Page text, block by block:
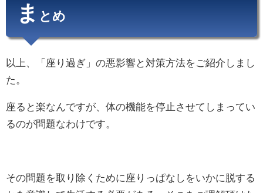
ま とめ
以上、「座り過ぎ」の悪影響と対策方法をご紹介しまし
た。
座ると楽なんですが、体の機能を停止させてしまってい
るのが問題なわけです。
その問題を取り除くために座りっぱなしをいかに脱する